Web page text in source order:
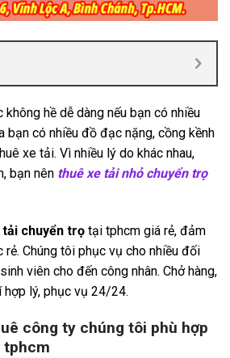
không hề dễ dàng nếu bạn có nhiều
bạn có nhiều đồ đạc nặng, cồng kềnh
xe tải. Vì nhiều lý do khác nhau,
bạn nên thuê xe tải nhỏ chuyển trọ
tải chuyển trọ tại tphcm giá rẻ, đảm
rẻ. Chúng tôi phục vụ cho nhiều đối
viên cho đến công nhân. Chở hàng,
hợp lý, phục vụ 24/24.
công ty chúng tôi phù hợp
tphcm